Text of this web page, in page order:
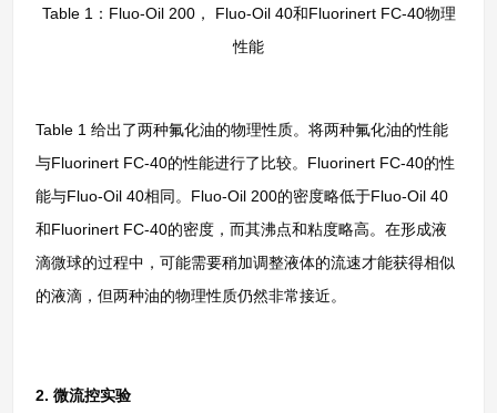
Table 1：Fluo-Oil 200， Fluo-Oil 40和Fluorinert FC-40物理
性能
Table 1 给出了两种氟化油的物理性质。将两种氟化油的性能
与Fluorinert FC-40的性能进行了比较。Fluorinert FC-40的性
能与Fluo-Oil 40相同。Fluo-Oil 200的密度略低于Fluo-Oil 40
和Fluorinert FC-40的密度，而其沸点和粘度略高。在形成液
滴微球的过程中，可能需要稍加调整液体的流速才能获得相似
的液滴，但两种油的物理性质仍然非常接近。
2. 微流控实验